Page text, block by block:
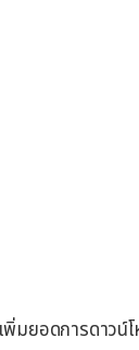
มยอดการดาวน์